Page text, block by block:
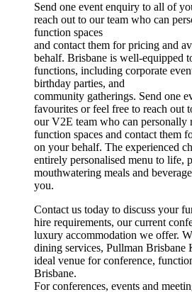
Send one event enquiry to all of
reach out to our team who can
function spaces
and contact them for pricing and
behalf. Brisbane is well-equipped
functions, including corporate
birthday parties, and
community gatherings. Send one
favourites or feel free to reach out
our V2E team who can personally
function spaces and contact them
on your behalf. The experienced
entirely personalised menu to life,
mouthwatering meals and
you.
Contact us today to discuss your
hire requirements, our current
luxury accommodation we offer.
dining services, Pullman Brisbane
ideal venue for conference,
Brisbane.
For conferences, events and